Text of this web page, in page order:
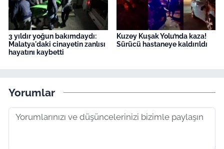
3 yıldır yoğun bakımdaydı:
Malatya'daki cinayetin zanlısı
hayatını kaybetti
Kuzey Kuşak Yolu’nda kaza!
Sürücü hastaneye kaldırıldı
Yorumlar